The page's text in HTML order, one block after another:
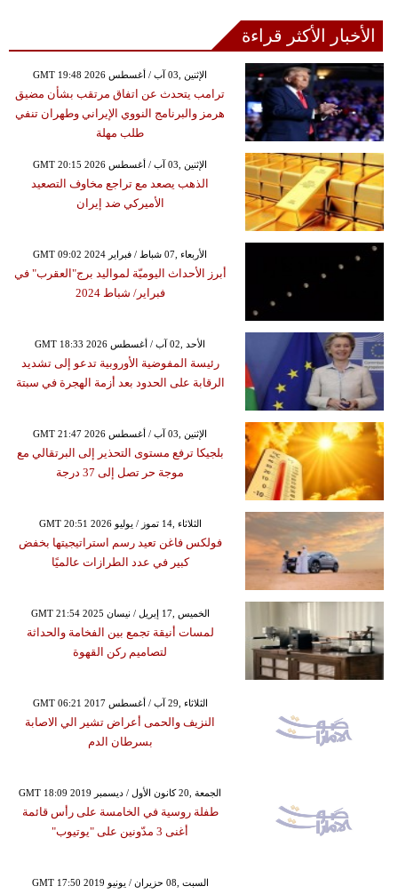
الأخبار الأكثر قراءة
GMT 19:48 2026 الإثنين ,03 آب / أغسطس
ترامب يتحدث عن اتفاق مرتقب بشأن مضيق
هرمز والبرنامج النووي الإيراني وطهران تنفي
طلب مهلة
GMT 20:15 2026 الإثنين ,03 آب / أغسطس
الذهب يصعد مع تراجع مخاوف التصعيد
الأميركي ضد إيران
GMT 09:02 2024 الأربعاء ,07 شباط / فبراير
أبرز الأحداث اليوميّة لمواليد برج"العقرب" في
فبراير/ شباط 2024
GMT 18:33 2026 الأحد ,02 آب / أغسطس
رئيسة المفوضية الأوروبية تدعو إلى تشديد
الرقابة على الحدود بعد أزمة الهجرة في سبتة
GMT 21:47 2026 الإثنين ,03 آب / أغسطس
بلجيكا ترفع مستوى التحذير إلى البرتقالي مع
موجة حر تصل إلى 37 درجة
GMT 20:51 2026 الثلاثاء ,14 تموز / يوليو
فولكس فاغن تعيد رسم استراتيجيتها بخفض
كبير في عدد الطرازات عالميًا
GMT 21:54 2025 الخميس ,17 إبريل / نيسان
لمسات أنيقة تجمع بين الفخامة والحداثة
لتصاميم ركن القهوة
GMT 06:21 2017 الثلاثاء ,29 آب / أغسطس
النزيف والحمى أعراض تشير الي الاصابة
بسرطان الدم
GMT 18:09 2019 الجمعة ,20 كانون الأول / ديسمبر
طفلة روسية في الخامسة على رأس قائمة
أغنى 3 مدّونين على "يوتيوب"
GMT 17:50 2019 السبت ,08 حزيران / يونيو